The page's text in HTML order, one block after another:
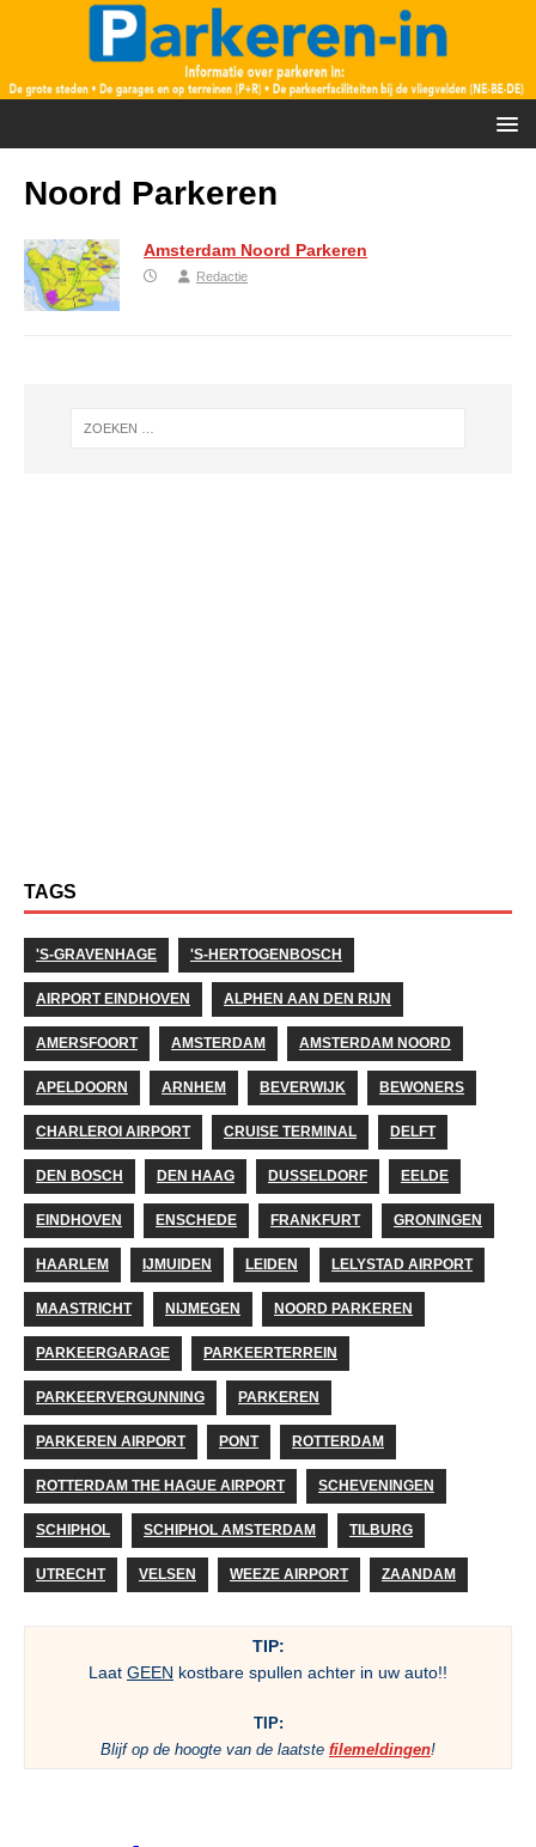
Noord Parkeren
Amsterdam Noord Parkeren
Redactie
TAGS
'S-GRAVENHAGE 'S-HERTOGENBOSCH
AIRPORT EINDHOVEN ALPHEN AAN DEN RIJN
AMERSFOORT AMSTERDAM AMSTERDAM NOORD
APELDOORN ARNHEM BEVERWIJK BEWONERS
CHARLEROI AIRPORT CRUISE TERMINAL DELFT
DEN BOSCH DEN HAAG DUSSELDORF EELDE
EINDHOVEN ENSCHEDE FRANKFURT GRONINGEN
HAARLEM IJMUIDEN LEIDEN LELYSTAD AIRPORT
MAASTRICHT NIJMEGEN NOORD PARKEREN
PARKEERGARAGE PARKEERTERREIN
PARKEERVERGUNNING PARKEREN
PARKEREN AIRPORT PONT ROTTERDAM
ROTTERDAM THE HAGUE AIRPORT SCHEVENINGEN
SCHIPHOL SCHIPHOL AMSTERDAM TILBURG
UTRECHT VELSEN WEEZE AIRPORT ZAANDAM
TIP:
Laat GEEN kostbare spullen achter in uw auto!!
TIP:
Blijf op de hoogte van de laatste filemeldingen!